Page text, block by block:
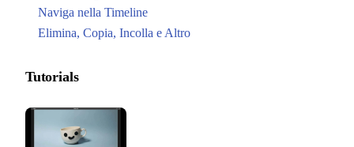
Naviga nella Timeline
Elimina, Copia, Incolla e Altro
Tutorials